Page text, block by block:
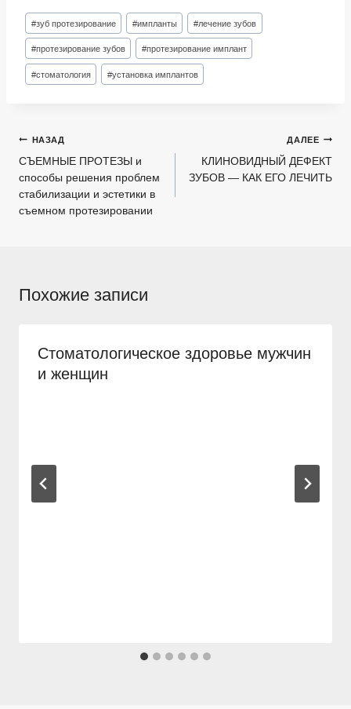
Метки
записи:
#зуб протезирование #импланты #лечение зубов
#протезирование зубов #протезирование имплант
#стоматология #установка имплантов
Навигация
по
записям
НАЗАД
СЪЕМНЫЕ ПРОТЕЗЫ и
способы решения проблем
стабилизации и эстетики в
съемном протезировании
ДАЛЕЕ
КЛИНОВИДНЫЙ ДЕФЕКТ
ЗУБОВ — КАК ЕГО ЛЕЧИТЬ
Похожие записи
Стоматологическое здоровье мужчин
и женщин